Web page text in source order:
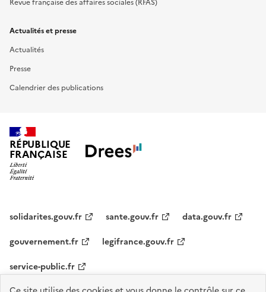
Actualités et presse
Actualités
Presse
Calendrier des publications
RÉPUBLIQUE
FRANÇAISE
solidarites.gouv.fr sante.gouv.fr
data.gouv.fr
gouvernement.fr
legifrance.gouv.fr
service-public.fr